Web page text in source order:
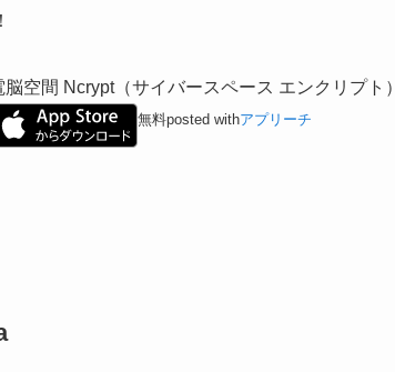
脳空間 Ncrypt（サイバースペース エンクリプト）
無料posted withアプリーチ